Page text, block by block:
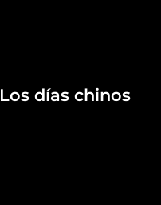
Los días chinos